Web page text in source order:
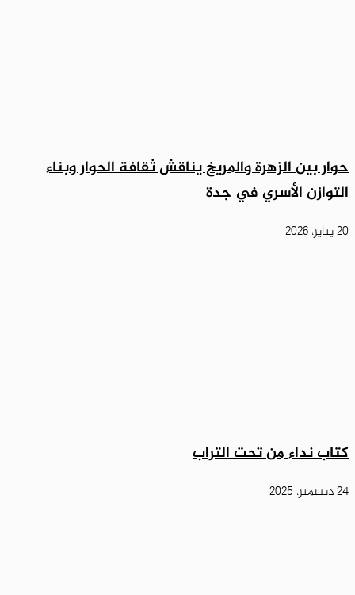
حوار بين الزهرة والمريخ يناقش ثقافة الحوار وبناء
التوازن الأسري في جدة
20 يناير، 2026
كتاب نداء من تحت التراب
24 ديسمبر، 2025